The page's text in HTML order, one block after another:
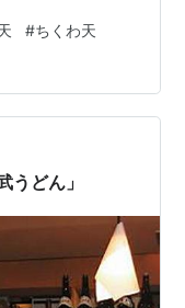
った。
近もたまに食べ
味だなと思い出
やしぶっかけに
もらってちくわ
#ちくわ天
うどん」